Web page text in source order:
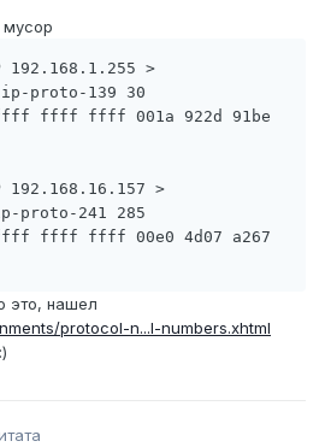
мусор
192.168.1.255 >
ip-proto-139 30
ffff 001a 922d 91be
192.168.16.157 >
proto-241 285
ffff 00e0 4d07 a267
это, нашел
protocol-n...l-numbers.xhtml